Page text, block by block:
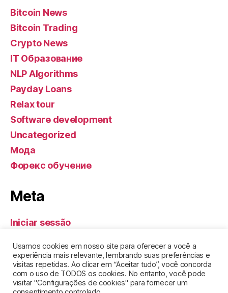
Bitcoin News
Bitcoin Trading
Crypto News
IT Образование
NLP Algorithms
Payday Loans
Relax tour
Software development
Uncategorized
Мода
Форекс обучение
Meta
Iniciar sessão
Feed de comentários
WordPress.org
Usamos cookies em nosso site para oferecer a você a
experiência mais relevante, lembrando suas preferências e
visitas repetidas. Ao clicar em “Aceitar tudo”, você concorda
com o uso de TODOS os cookies. No entanto, você pode
visitar "Configurações de cookies" para fornecer um